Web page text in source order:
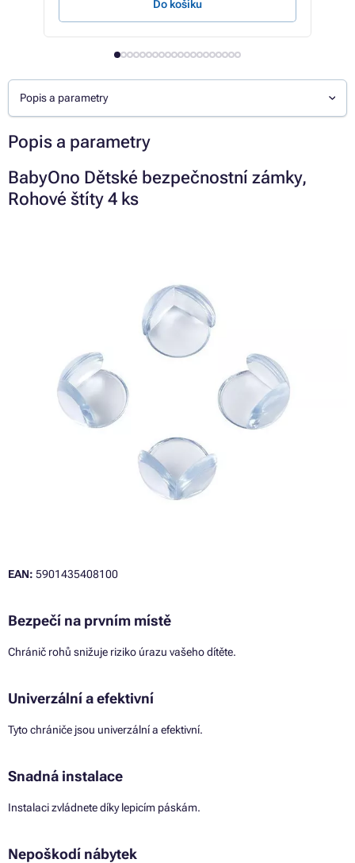
Do košíku
Popis a parametry
Popis a parametry
BabyOno Dětské bezpečnostní zámky,
Rohové štíty 4 ks
EAN: 5901435408100
Bezpečí na prvním místě
Chránič rohů snižuje riziko úrazu vašeho dítěte.
Univerzální a efektivní
Tyto chrániče jsou univerzální a efektivní.
Snadná instalace
Instalaci zvládnete díky lepicím páskám.
Nepoškodí nábytek